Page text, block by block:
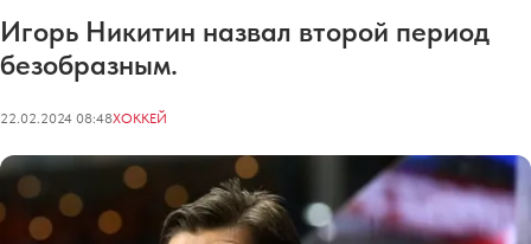
Игорь Никитин назвал второй период
безобразным.
22.02.2024 08:48ХОККЕЙ